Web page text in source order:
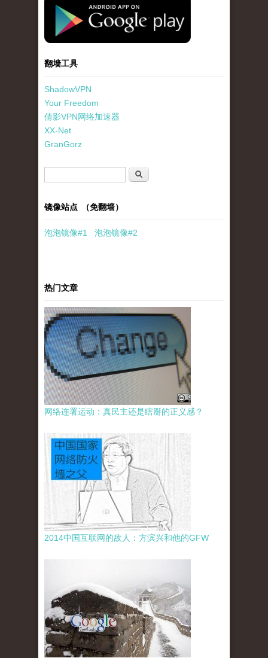
standard-icon-googleplay-app-store.png
翻墙工具
ShadowVPN
Your Freedom
倩影VPN网络加速器
XX-Net
GranGorz
搜索
镜像站点 （免翻墙）
泡泡镜像#1 泡泡镜像#2
热门文章
网络连署运动：真民主还是瞎掰的正义感？
2014中国互联网的敌人：方滨兴和他的GFW